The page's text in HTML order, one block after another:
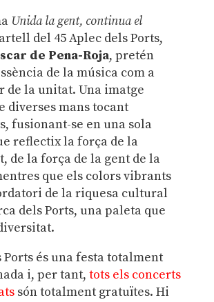
Unida la gent, continua el
del 45 Aplec dels Ports,
de Pena-Roja, pretén
de la música com a
de la unitat. Una imatge
diverses mans tocant
fusionant-se en una sola
reflectix la força de la
de la força de la gent de la
que els colors vibrants
de la riquesa cultural
dels Ports, una paleta que
Ports és una festa totalment
i, per tant, tots els concerts
són totalment gratuïtes. Hi